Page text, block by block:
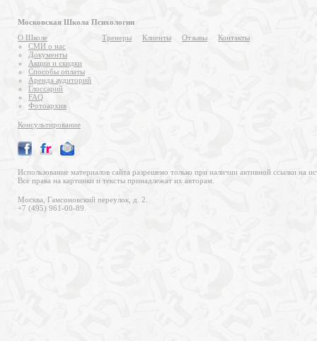
Московская Школа Психологии
О Школе
СМИ о нас
Документы
Акции и скидки
Способы оплаты
Аренда аудиторий
Глоссарий
FAQ
Фотоархив
Тренеры Клиенты Отзывы Контакты
Консультирование
Использование материалов сайта разрешено только при наличии активной ссылки на
Все права на картинки и тексты принадлежат их авторам.
Москва, Гамсоновский переулок, д. 2.
+7 (495) 961-00-89.